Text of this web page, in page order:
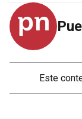
Este